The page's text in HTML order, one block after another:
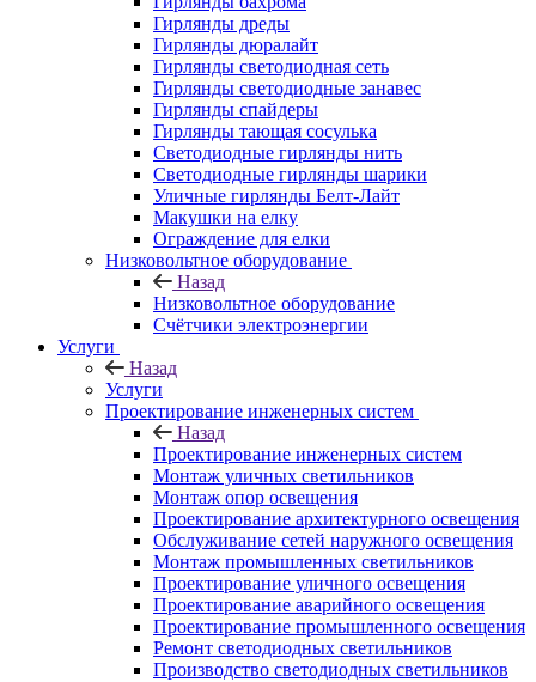
Гирлянды дреды
Гирлянды дюралайт
Гирлянды светодиодная сеть
Гирлянды светодиодные занавес
Гирлянды спайдеры
Гирлянды тающая сосулька
Светодиодные гирлянды нить
Светодиодные гирлянды шарики
Уличные гирлянды Белт-Лайт
Макушки на елку
Ограждение для елки
Низковольтное оборудование
Назад
Низковольтное оборудование
Счётчики электроэнергии
Услуги
Назад
Услуги
Проектирование инженерных систем
Назад
Проектирование инженерных систем
Монтаж уличных светильников
Монтаж опор освещения
Проектирование архитектурного освещения
Обслуживание сетей наружного освещения
Монтаж промышленных светильников
Проектирование уличного освещения
Проектирование аварийного освещения
Проектирование промышленного освещения
Ремонт светодиодных светильников
Производство светодиодных светильников